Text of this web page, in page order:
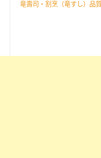
竜壽司‧割烹（竜すし）品